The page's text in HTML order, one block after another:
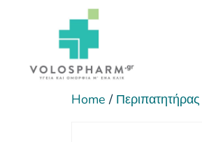
Home / Περιπατητήρας